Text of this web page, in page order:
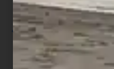
sconto;
I punti sono
prodotto;